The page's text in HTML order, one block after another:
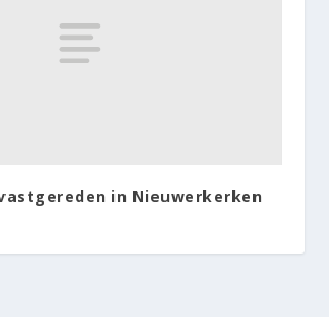
in Nieuwerkerken